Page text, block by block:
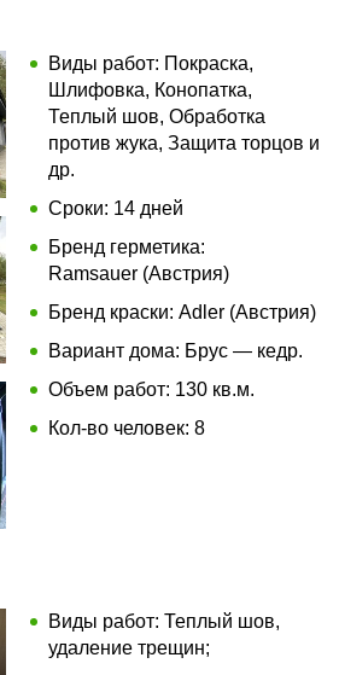
Виды работ: Покраска,
Шлифовка, Конопатка,
Теплый шов, Обработка
против жука, Защита торцов и
др.
Сроки: 14 дней
Бренд герметика:
Ramsauer (Австрия)
Бренд краски: Adler (Австрия)
Вариант дома: Брус — кедр.
Объем работ: 130 кв.м.
Кол-во человек: 8
Виды работ: Теплый шов,
удаление трещин;